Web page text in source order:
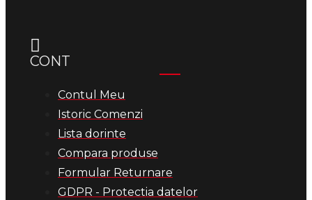
CONT
Contul Meu
Istoric Comenzi
Lista dorinte
Compara produse
Formular Returnare
GDPR - Protectia datelor